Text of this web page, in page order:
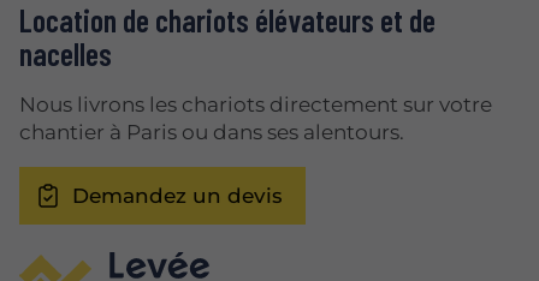
Location de chariots élévateurs et de
nacelles
Nous livrons les chariots directement sur votre
chantier à Paris ou dans ses alentours.
Demandez un devis